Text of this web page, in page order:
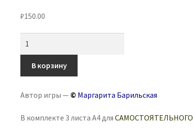
₽150.00
Игра
на
«Простые
В корзину
Автор игры — © Маргарита Барильская
В комплекте 3 листа А4 для САМОСТОЯТЕЛЬНОГО